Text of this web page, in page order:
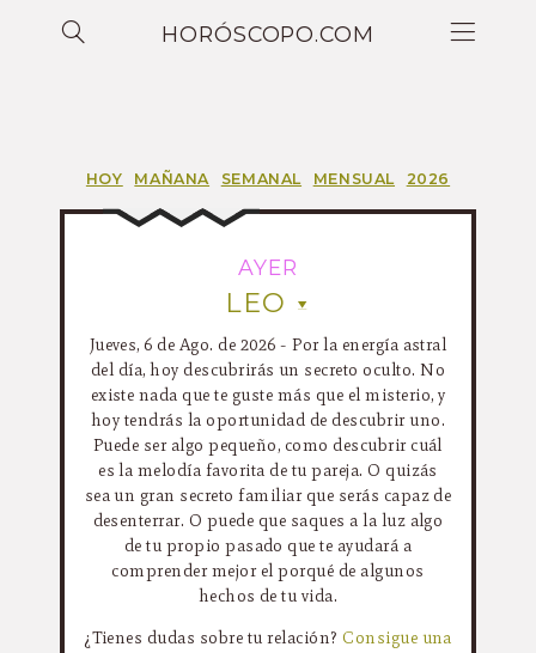
HORÓSCOPO.COM
HOY MAÑANA SEMANAL MENSUAL 2026
AYER
LEO
Jueves, 6 de Ago. de 2026 - Por la energía astral
del día, hoy descubrirás un secreto oculto. No
existe nada que te guste más que el misterio, y
hoy tendrás la oportunidad de descubrir uno.
Puede ser algo pequeño, como descubrir cuál
es la melodía favorita de tu pareja. O quizás
sea un gran secreto familiar que serás capaz de
desenterrar. O puede que saques a la luz algo
de tu propio pasado que te ayudará a
comprender mejor el porqué de algunos
hechos de tu vida.
¿Tienes dudas sobre tu relación? Consigue una